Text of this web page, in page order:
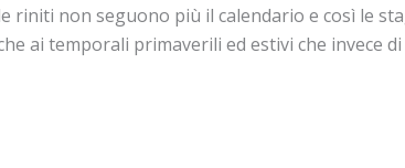
riniti non seguono più il calendario e così le
ai temporali primaverili ed estivi che invece